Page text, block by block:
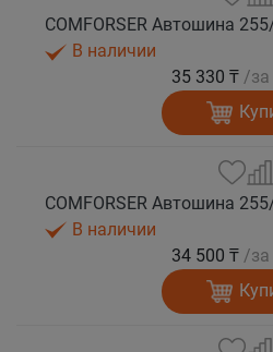
В наличии
35 330 ₸ /
В наличии
34 500 ₸ /за